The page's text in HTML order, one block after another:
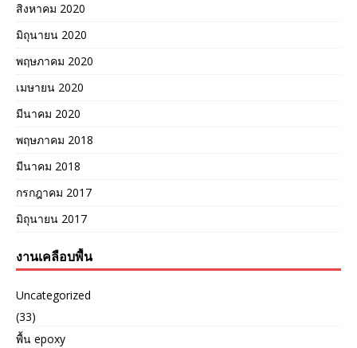
สิงหาคม 2020
มิถุนายน 2020
พฤษภาคม 2020
เมษายน 2020
มีนาคม 2020
พฤษภาคม 2018
มีนาคม 2018
กรกฎาคม 2017
มิถุนายน 2017
งานเคลือบพื้น
Uncategorized
(33)
พื้น epoxy